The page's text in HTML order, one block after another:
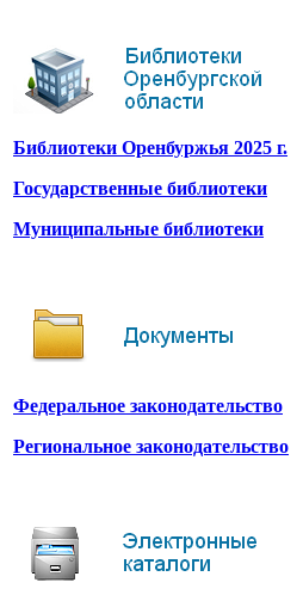
Библиотеки Оренбуржья 2025 г.
Государственные библиотеки
Муниципальные библиотеки
Федеральное законодательство
Региональное законодательство